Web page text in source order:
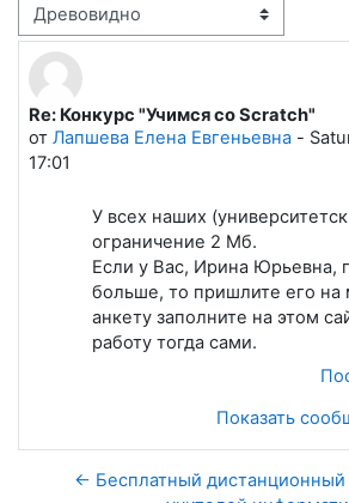
Режим отображения
Re: Конкурс "Учимся со Scratch"
от Лапшева Елена Евгеньевна -
17:01
Количество ответов: 0
У всех наших
ограничение 2 Мб.
Если у Вас, Ирина Юрьевна,
больше, то пришлите его на
анкету заполните на этом
работу тогда сами.
Показать
← Бесплатный дистанционный